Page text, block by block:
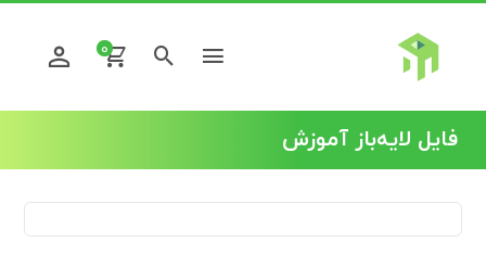
0
فایل لایه‌باز آموزش